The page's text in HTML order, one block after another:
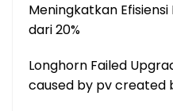
Meningkatkan
dari 20%
Longhorn Failed
caused by pv created